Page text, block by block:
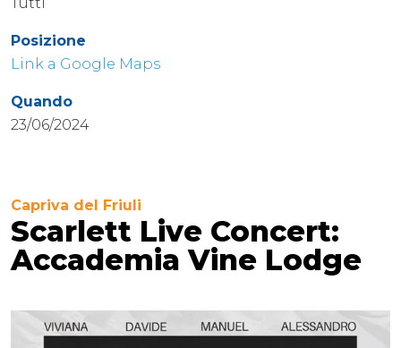
Posizione
Link a Google Maps
Quando
23/06/2024
Capriva del Friuli
Scarlett Live Concert:
Accademia Vine Lodge